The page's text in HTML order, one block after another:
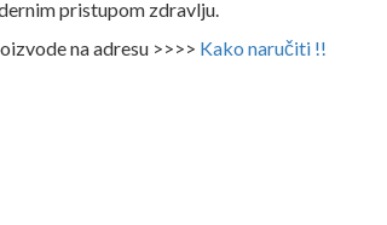
pristupom zdravlju.
na adresu >>>> Kako naručiti !!